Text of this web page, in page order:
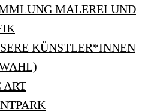
MALEREI UND
KÜNSTLER*INNEN
ART